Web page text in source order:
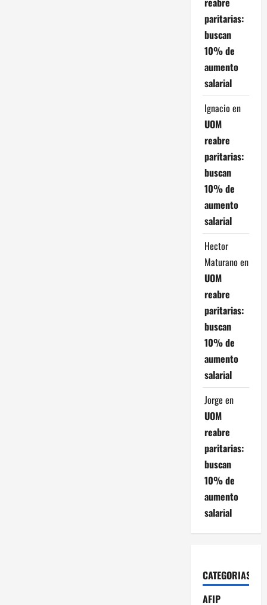
paritarias:
buscan
10% de
aumento
salarial
Ignacio en
UOM
reabre
paritarias:
buscan
10% de
aumento
salarial
Hector
Maturano en
UOM
reabre
paritarias:
buscan
10% de
aumento
salarial
Jorge en
UOM
reabre
paritarias:
buscan
10% de
aumento
salarial
CATEGORIAS
AFIP